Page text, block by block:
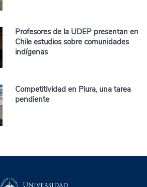
Profesores de la UDEP presentan en
Chile estudios sobre comunidades
indígenas
Competitividad en Piura, una tarea
pendiente